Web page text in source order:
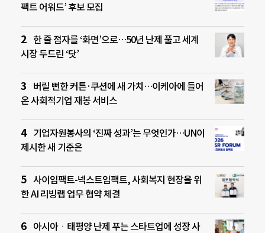
팩트 어워드’ 후보 모집
한 줄 점자를 ‘화면’으로…50년 난제 풀고 세계
시장 두드린 ‘닷’
버릴 뻔한 커튼·쿠션에 새 가치…이케아에 들어
온 사회적기업 재봉 서비스
기업자원봉사의 ‘진짜 성과’는 무엇인가…UN이
제시한 새 기준은
사이임팩트-넥스트임팩트, 사회복지 현장을 위
한 AI 리빙랩 업무 협약 체결
아시아ㆍ태평양 난제 푸는 스타트업에 성장 사